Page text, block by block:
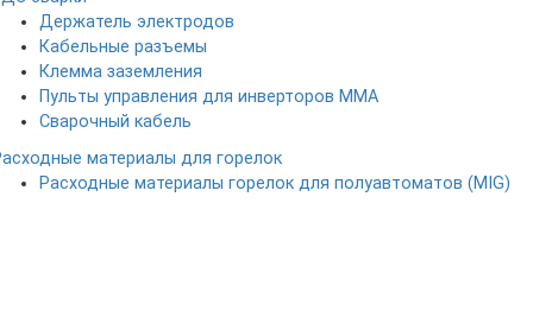
Держатель электродов
Кабельные разъемы
Клемма заземления
Пульты управления для инверторов MMA
Сварочный кабель
материалы для горелок
Расходные материалы горелок для полуавтоматов (MIG)